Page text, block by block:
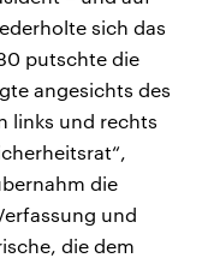
sich das
putschte die
angesichts des
links und rechts
die
und
die dem